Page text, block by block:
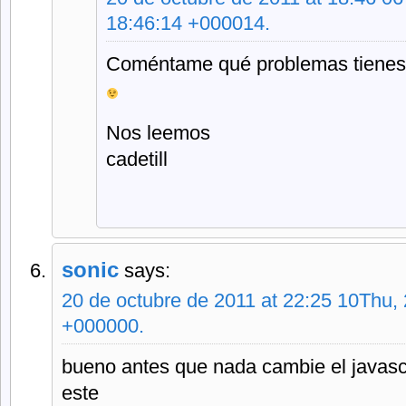
18:46:14 +000014.
Coméntame qué problemas
Nos leemos
cadetill
sonic says:
20 de octubre de 2011 at 22:25
+000000.
bueno antes que nada cambie el
este